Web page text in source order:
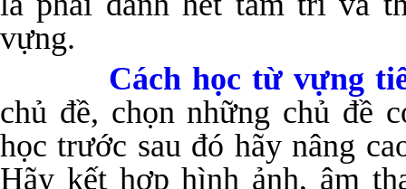
vựng.
Cách học từ vựng
chủ đề, chọn những chủ đề
học trước sau đó hãy nâng
Hãy kết hợp hình ảnh, âm